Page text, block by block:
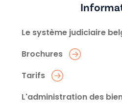
Le système judiciaire
Brochures
Tarifs
L'administration des